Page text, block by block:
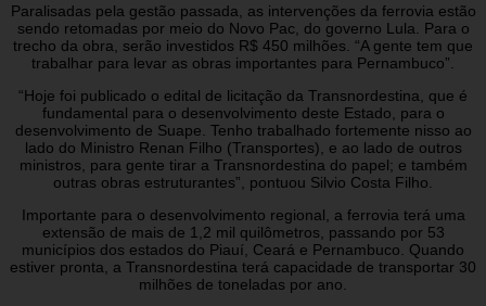
Paralisadas pela gestão passada, as intervenções da ferrovia estão
sendo retomadas por meio do Novo Pac, do governo Lula. Para o
trecho da obra, serão investidos R$ 450 milhões. “A gente tem que
trabalhar para levar as obras importantes para Pernambuco”.
“Hoje foi publicado o edital de licitação da Transnordestina, que é
fundamental para o desenvolvimento deste Estado, para o
desenvolvimento de Suape. Tenho trabalhado fortemente nisso ao
lado do Ministro Renan Filho (Transportes), e ao lado de outros
ministros, para gente tirar a Transnordestina do papel; e também
outras obras estruturantes”, pontuou Silvio Costa Filho.
Importante para o desenvolvimento regional, a ferrovia terá uma
extensão de mais de 1,2 mil quilômetros, passando por 53
municípios dos estados do Piauí, Ceará e Pernambuco. Quando
estiver pronta, a Transnordestina terá capacidade de transportar 30
milhões de toneladas por ano.